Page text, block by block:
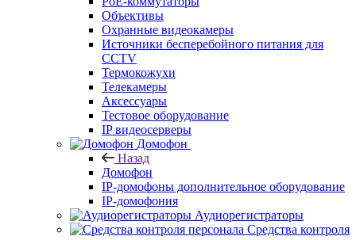
Объективы
Охранные видеокамеры
Источники бесперебойного питания для
CCTV
Термокожухи
Телекамеры
Аксессуары
Тестовое оборудование
IP видеосерверы
Домофон
Назад
Домофон
IP-домофоны дополнительное оборудование
IP-домофония
Аудиорегистраторы
Средства контроля